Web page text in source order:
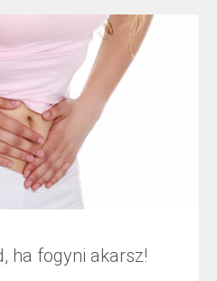
ha fogyni akarsz!